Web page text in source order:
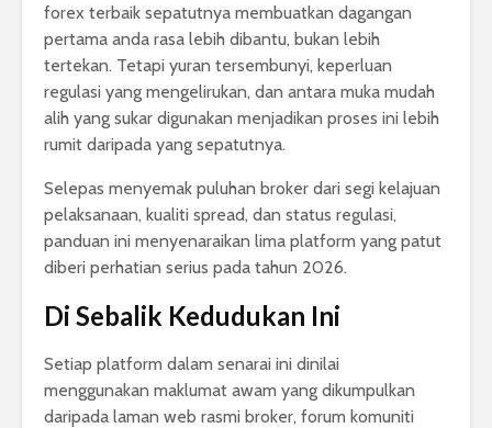
forex terbaik sepatutnya membuatkan dagangan
pertama anda rasa lebih dibantu, bukan lebih
tertekan. Tetapi yuran tersembunyi, keperluan
regulasi yang mengelirukan, dan antara muka mudah
alih yang sukar digunakan menjadikan proses ini lebih
rumit daripada yang sepatutnya.
Selepas menyemak puluhan broker dari segi kelajuan
pelaksanaan, kualiti spread, dan status regulasi,
panduan ini menyenaraikan lima platform yang patut
diberi perhatian serius pada tahun 2026.
Di Sebalik Kedudukan Ini
Setiap platform dalam senarai ini dinilai
menggunakan maklumat awam yang dikumpulkan
daripada laman web rasmi broker, forum komuniti